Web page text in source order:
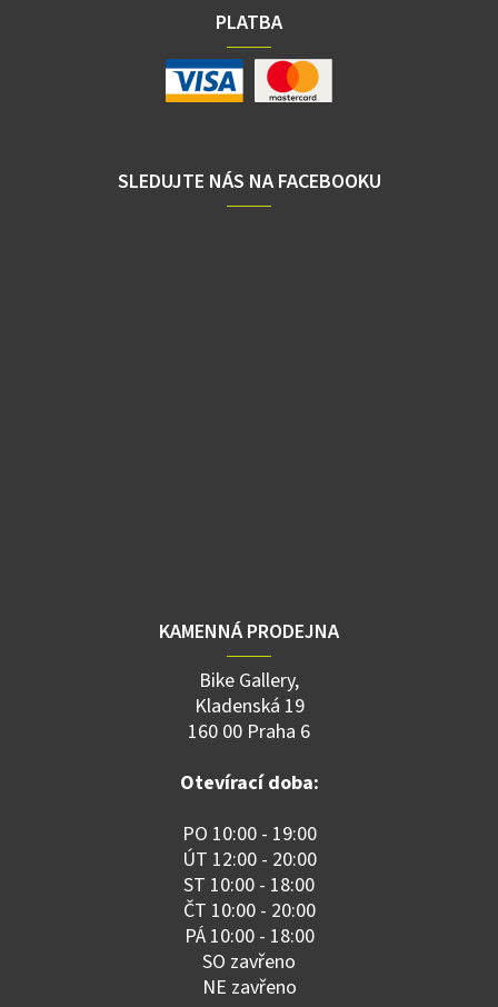
PLATBA
SLEDUJTE NÁS NA FACEBOOKU
KAMENNÁ PRODEJNA
Bike Gallery,
Kladenská 19
160 00 Praha 6
Otevírací doba:
PO 10:00 - 19:00
ÚT 12:00 - 20:00
ST 10:00 - 18:00
ČT 10:00 - 20:00
PÁ 10:00 - 18:00
SO zavřeno
NE zavřeno